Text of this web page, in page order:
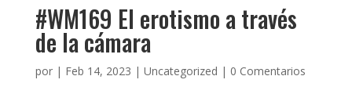
#WM169 El erotismo a través
de la cámara
por | Feb 14, 2023 | Uncategorized | 0 Comentarios